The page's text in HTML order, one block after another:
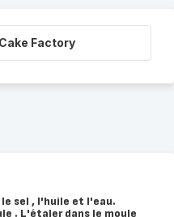
Factory
sel , l'huile et l'eau.
. L'étaler dans le moule